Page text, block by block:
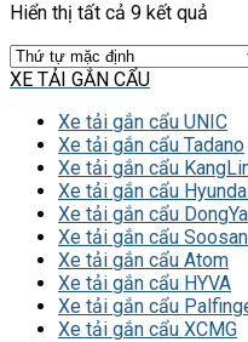
Hiển thị tất cả 9 kết quả
XE TẢI GẮN CẨU
Xe tải gắn cẩu UNIC
Xe tải gắn cẩu Tadano
Xe tải gắn cẩu
Xe tải gắn cẩu
Xe tải gắn cẩu
Xe tải gắn cẩu Soosan
Xe tải gắn cẩu Atom
Xe tải gắn cẩu HYVA
Xe tải gắn cẩu
Xe tải gắn cẩu XCMG